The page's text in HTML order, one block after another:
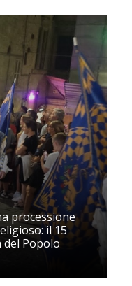
processione
il 15
del Popolo